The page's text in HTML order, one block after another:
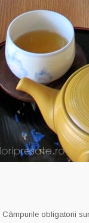
Câmpurile obligatorii